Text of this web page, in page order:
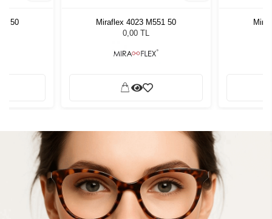
50
Miraflex 4023 M551 50
0,00 TL